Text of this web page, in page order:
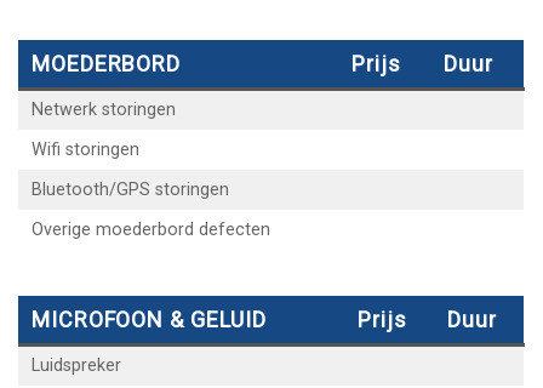
MOEDERBORD Prijs Duur
Netwerk storingen
Wifi storingen
Bluetooth/GPS storingen
Overige moederbord defecten
MICROFOON & GELUID Prijs Duur
Luidspreker